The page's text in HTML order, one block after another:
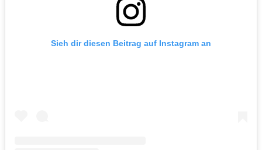
Sieh dir diesen Beitrag auf Instagram an